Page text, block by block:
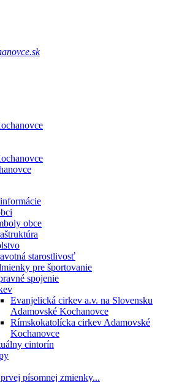
obce
starostlivosť
pre športovanie
spojenie
Evanjelická cirkev a.v. na Slovensku
Adamovské Kochanovce
Rímskokatolícka cirkev Adamovské
Kochanovce
cintorín
písomnej zmienky...